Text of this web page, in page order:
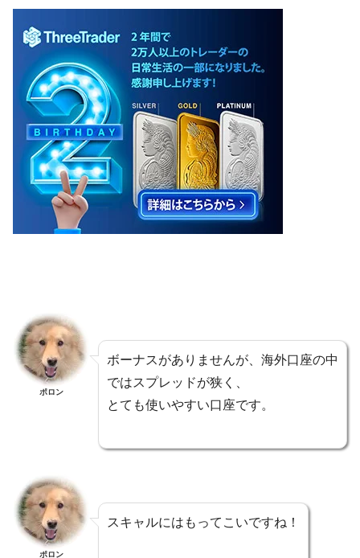
ポロン
ボーナスがありませんが、海外口座の中
ではスプレッドが狭く、
とても使いやすい口座です。
ポロン
スキャルにはもってこいですね！